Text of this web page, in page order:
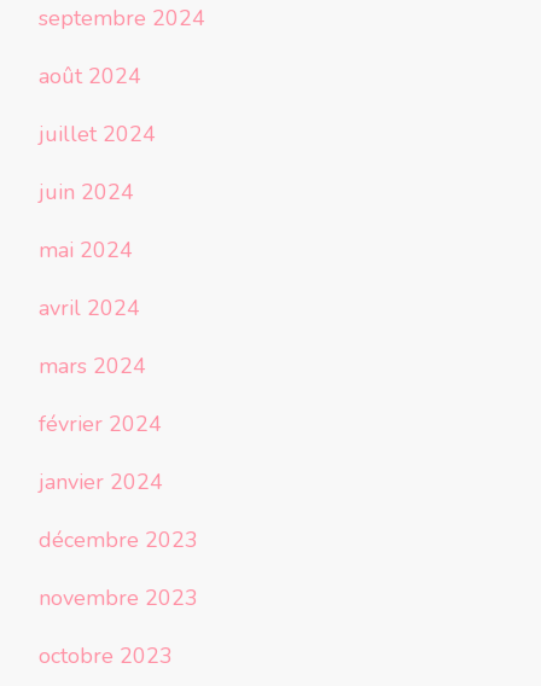
septembre 2024
août 2024
juillet 2024
juin 2024
mai 2024
avril 2024
mars 2024
février 2024
janvier 2024
décembre 2023
novembre 2023
octobre 2023